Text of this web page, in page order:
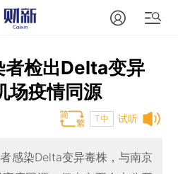
者检出Delta变异
场疫情同源
试听
T中
感染Delta变异毒株，与南京